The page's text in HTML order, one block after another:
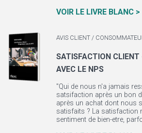
VOIR LE LIVRE BLANC >
AVIS CLIENT /
SATISFACTION CLIENT
AVEC LE NPS
"Qui de nous n'a jamais
satsifaction après un bon
après un achat dont nous
satisfaits ? La satisfaction
sentiment de bien-etre,